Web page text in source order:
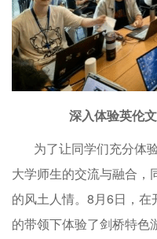
深入体验英伦
为了让同学们充分体
大学师生的交流与融合，
的风土人情。8月6日，
的带领下体验了剑桥特色